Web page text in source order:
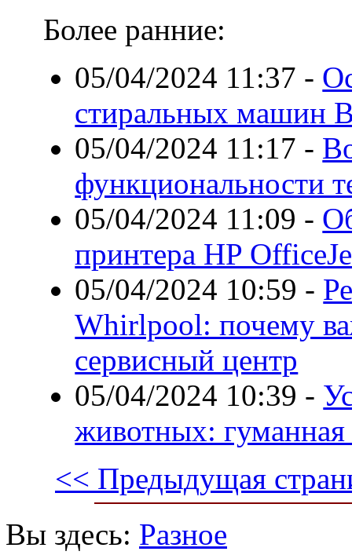
Более ранние:
05/04/2024 11:37 -
стиральных машин
05/04/2024 11:17 -
функциональности
05/04/2024 11:09 -
принтера HP
05/04/2024 10:59 -
Whirlpool: почему
сервисный центр
05/04/2024 10:39 -
животных:
<< Предыдущая
Вы здесь: Разное